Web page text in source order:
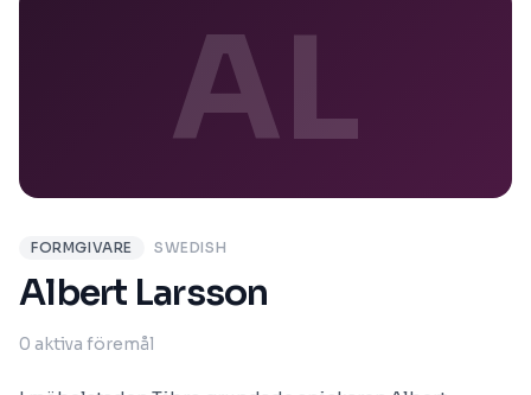
AL
FORMGIVARE SWEDISH
Albert Larsson
0 aktiva föremål